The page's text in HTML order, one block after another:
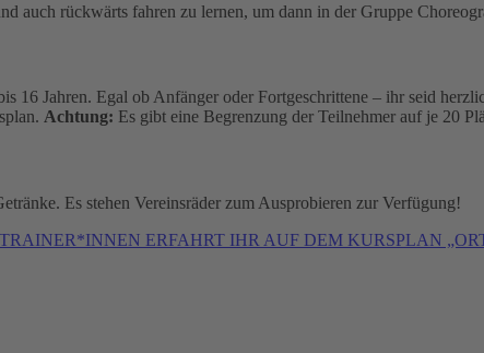
auch rückwärts fahren zu lernen, um dann in der Gruppe
16 Jahren. Egal ob Anfänger oder Fortgeschrittene – ihr seid
Achtung: Es gibt eine Begrenzung der Teilnehmer auf je 20
Es stehen Vereinsräder zum Ausprobieren zur Verfügung!
ERFAHRT IHR AUF DEM KURSPLAN